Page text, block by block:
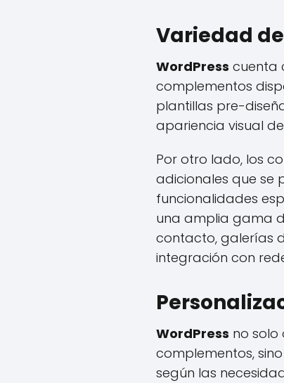
Variedad
WordPress cuenta
complementos
plantillas pre-
apariencia visual
Por otro lado, los
adicionales que se
funcionalidades
una amplia gama
contacto, galerías
integración con
WordPress no
complementos,
según las